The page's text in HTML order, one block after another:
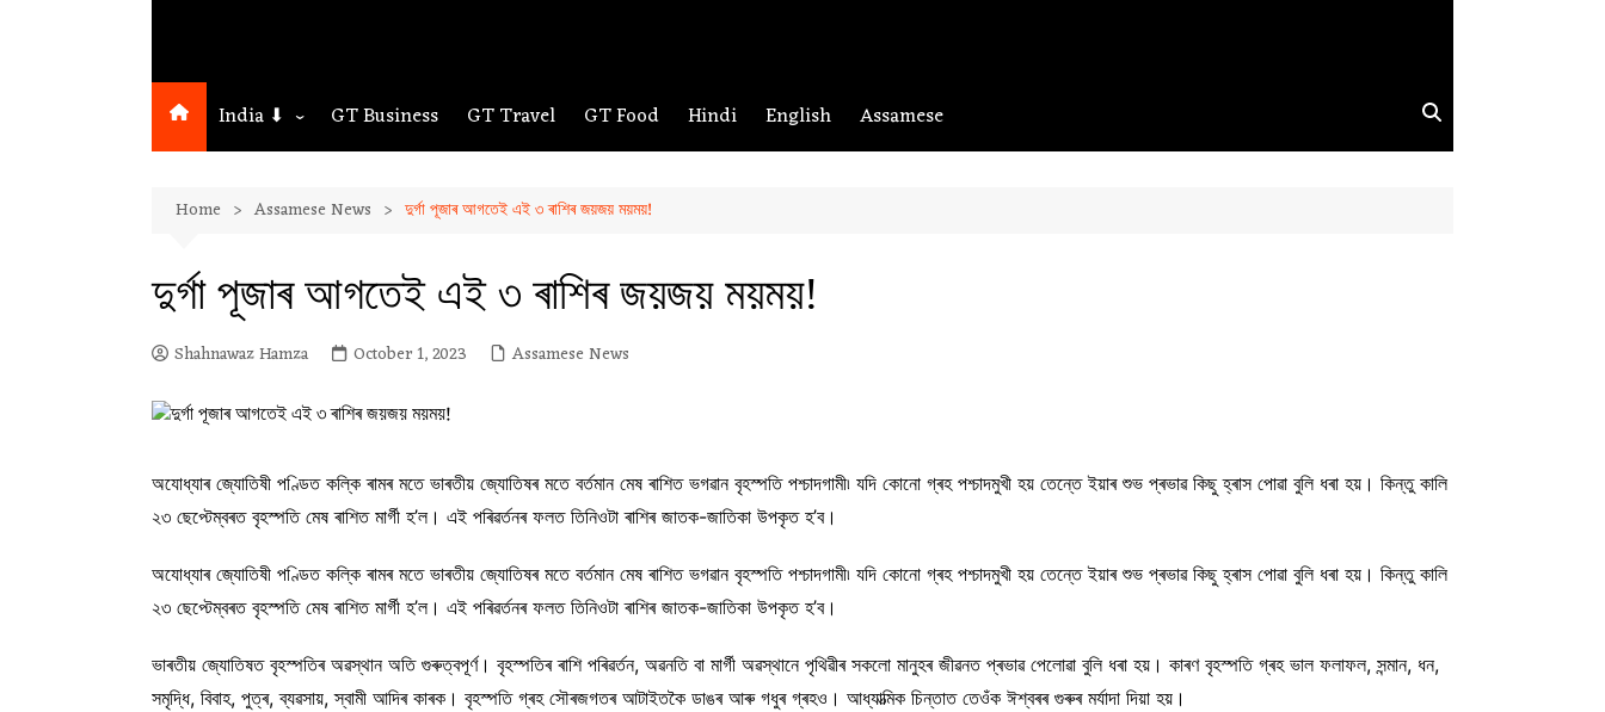
India ⬇
Guwahati
GT Business GT Travel GT Food Hindi English Assamese
Home Assamese News দুৰ্গা পূজাৰ আগতেই এই ৩ ৰাশিৰ জয়জয় ময়ময়!
দুৰ্গা পূজাৰ আগতেই এই ৩ ৰাশিৰ জয়জয় ময়ময়!
Shahnawaz Hamza October 1, 2023 Assamese News
অযোধ্যাৰ জ্যোতিষী পণ্ডিত কল্কি ৰামৰ মতে ভাৰতীয় জ্যোতিষৰ মতে বর্তমান মেষ ৰাশিত ভগৱান বৃহস্পতি পশ্চাদগামী৷ যদি কোনো গ্ৰহ পশ্চাদমুখী হয় তেন্তে ইয়াৰ শুভ প্ৰভাৱ কিছু হ্ৰাস পোৱা বুলি ধৰা হয়। কিন্তু কালি
২৩ ছেপ্টেম্বৰত বৃহস্পতি মেষ ৰাশিত মাৰ্গী হ’ল। এই পৰিৱৰ্তনৰ ফলত তিনিওটা ৰাশিৰ জাতক-জাতিকা উপকৃত হ’ব।
অযোধ্যাৰ জ্যোতিষী পণ্ডিত কল্কি ৰামৰ মতে ভাৰতীয় জ্যোতিষৰ মতে বর্তমান মেষ ৰাশিত ভগৱান বৃহস্পতি পশ্চাদগামী৷ যদি কোনো গ্ৰহ পশ্চাদমুখী হয় তেন্তে ইয়াৰ শুভ প্ৰভাৱ কিছু হ্ৰাস পোৱা বুলি ধৰা হয়। কিন্তু কালি
২৩ ছেপ্টেম্বৰত বৃহস্পতি মেষ ৰাশিত মাৰ্গী হ’ল। এই পৰিৱৰ্তনৰ ফলত তিনিওটা ৰাশিৰ জাতক-জাতিকা উপকৃত হ’ব।
ভাৰতীয় জ্যোতিষত বৃহস্পতিৰ অৱস্থান অতি গুৰুত্বপূৰ্ণ। বৃহস্পতিৰ ৰাশি পৰিৱৰ্তন, অৱনতি বা মাৰ্গী অৱস্থানে পৃথিৱীৰ সকলো মানুহৰ জীৱনত প্ৰভাৱ পেলোৱা বুলি ধৰা হয়। কাৰণ বৃহস্পতি গ্ৰহ ভাল ফলাফল, সন্মান, ধন,
সমৃদ্ধি, বিবাহ, পুত্ৰ, ব্যৱসায়, স্বামী আদিৰ কাৰক। বৃহস্পতি গ্ৰহ সৌৰজগতৰ আটাইতকৈ ডাঙৰ আৰু গধুৰ গ্ৰহও। আধ্যাত্মিক চিন্তাত তেওঁক ঈশ্বৰৰ গুৰুৰ মৰ্যাদা দিয়া হয়।